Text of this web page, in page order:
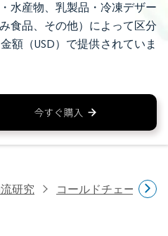
水産物、乳製品・冷凍デザー
食品、その他）によって区分
額（USD）で提供されていま
研究 コールドチェーン物